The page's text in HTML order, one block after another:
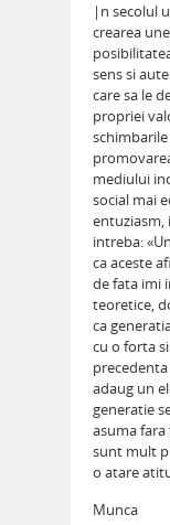
|n secolul
crearea
sens si
care sa le
propriei
mediului
social mai
entuziasm,
intreba:
ca aceste
de fata imi
teoretice,
ca
cu o forta
adaug un
generatie
asuma fara
sunt mult
o atare
Munca